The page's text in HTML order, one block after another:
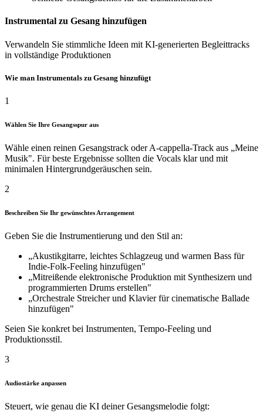
Instrumental zu Gesang hinzufügen
Verwandeln Sie stimmliche Ideen mit KI-generierten Begleittracks
in vollständige Produktionen
Wie man Instrumentals zu Gesang hinzufügt
1
Wählen Sie Ihre Gesangsspur aus
Wähle einen reinen Gesangstrack oder A-cappella-Track aus „Meine
Musik". Für beste Ergebnisse sollten die Vocals klar und mit
minimalen Hintergrundgeräuschen sein.
2
Beschreiben Sie Ihr gewünschtes Arrangement
Geben Sie die Instrumentierung und den Stil an:
„Akustikgitarre, leichtes Schlagzeug und warmen Bass für
Indie-Folk-Feeling hinzufügen"
„Mitreißende elektronische Produktion mit Synthesizern und
programmierten Drums erstellen"
„Orchestrale Streicher und Klavier für cinematische Ballade
hinzufügen"
Seien Sie konkret bei Instrumenten, Tempo-Feeling und
Produktionsstil.
3
Audiostärke anpassen
Steuert, wie genau die KI deiner Gesangsmelodie folgt: